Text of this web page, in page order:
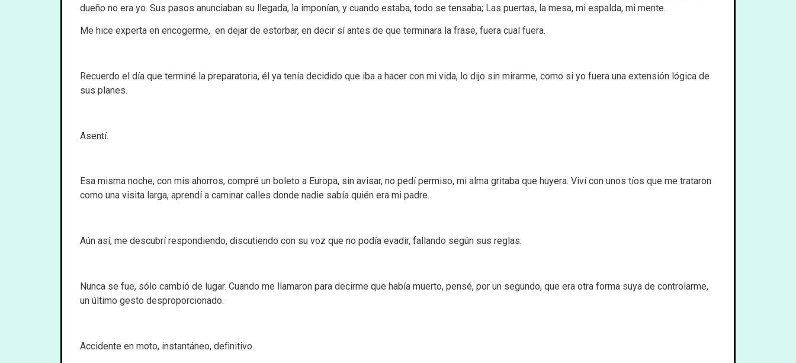
dueño no era yo. Sus pasos anunciaban su llegada, la imponían, y cuando estaba, todo se tensaba; Las puertas, la mesa, mi espalda, mi mente.
Me hice experta en encogerme, en dejar de estorbar, en decir sí antes de que terminara la frase, fuera cual fuera.
Recuerdo el día que terminé la preparatoria, él ya tenía decidido que iba a hacer con mi vida, lo dijo sin mirarme, como si yo fuera una extensión lógica de
sus planes.
Asentí.
Esa misma noche, con mis ahorros, compré un boleto a Europa, sin avisar, no pedí permiso, mi alma gritaba que huyera. Viví con unos tíos que me trataron
como una visita larga, aprendí a caminar calles donde nadie sabía quién era mi padre.
Aún así, me descubrí respondiendo, discutiendo con su voz que no podía evadir, fallando según sus reglas.
Nunca se fue, sólo cambió de lugar. Cuando me llamaron para decirme que había muerto, pensé, por un segundo, que era otra forma suya de controlarme,
un último gesto desproporcionado.
Accidente en moto, instantáneo, definitivo.